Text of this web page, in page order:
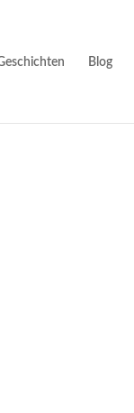
Blog